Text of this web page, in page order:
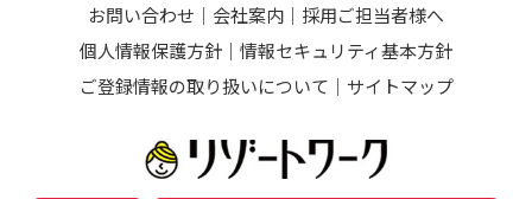
お問い合わせ 会社案内
採用ご担当者様へ
個人情報保護方針
情報セキュリティ基本方針
ご登録情報の取り扱いについて
サイトマップ